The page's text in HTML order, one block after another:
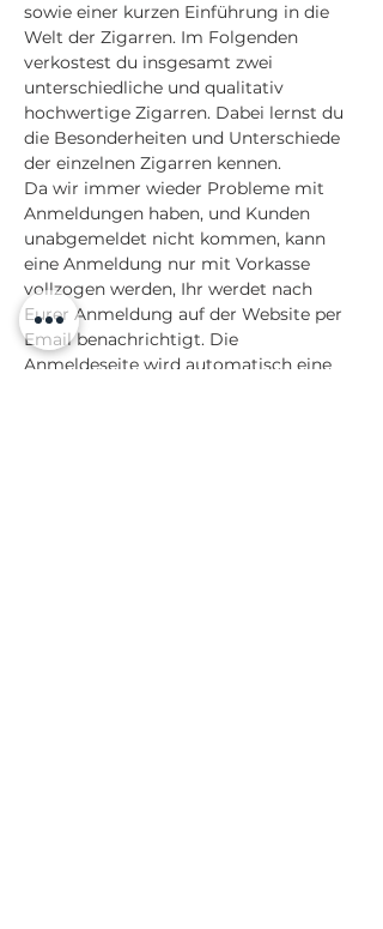
sowie einer kurzen Einführung in die
Welt der Zigarren. Im Folgenden
verkostest du insgesamt zwei
unterschiedliche und qualitativ
hochwertige Zigarren. Dabei lernst du
die Besonderheiten und Unterschiede
der einzelnen Zigarren kennen.
Da wir immer wieder Probleme mit
Anmeldungen haben, und Kunden
unabgemeldet nicht kommen, kann
eine Anmeldung nur mit Vorkasse
vollzogen werden, Ihr werdet nach
Eurer Anmeldung auf der Website per
Email benachrichtigt. Die
Anmeldeseite wird automatisch eine